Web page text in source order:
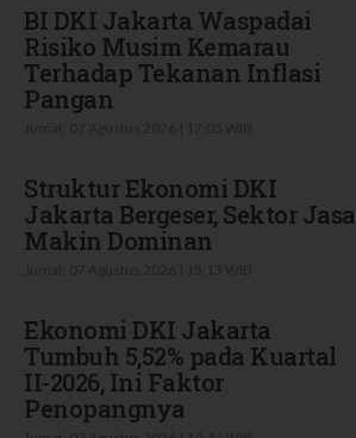
BI DKI Jakarta Waspadai
Risiko Musim Kemarau
Terhadap Tekanan Inflasi
Pangan
Struktur Ekonomi DKI
Jakarta Bergeser, Sektor Jasa
Makin Dominan
Ekonomi DKI Jakarta
Tumbuh 5,52% pada Kuartal
II-2026, Ini Faktor
Penopangnya